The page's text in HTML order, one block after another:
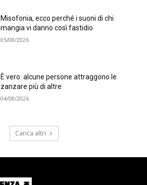
Misofonia, ecco perché i suoni di chi
mangia vi danno così fastidio
05/08/2026
È vero: alcune persone attraggono le
zanzare più di altre
04/08/2026
Carica altri